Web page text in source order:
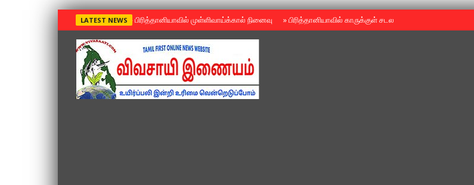
LATEST NEWS »பிரித்தானியாவில் முள்ளிவாய்க்கால் நினைவு »பிரித்தானியாவில் காருக்குள் சடலம் -தமிழருடையதா ?